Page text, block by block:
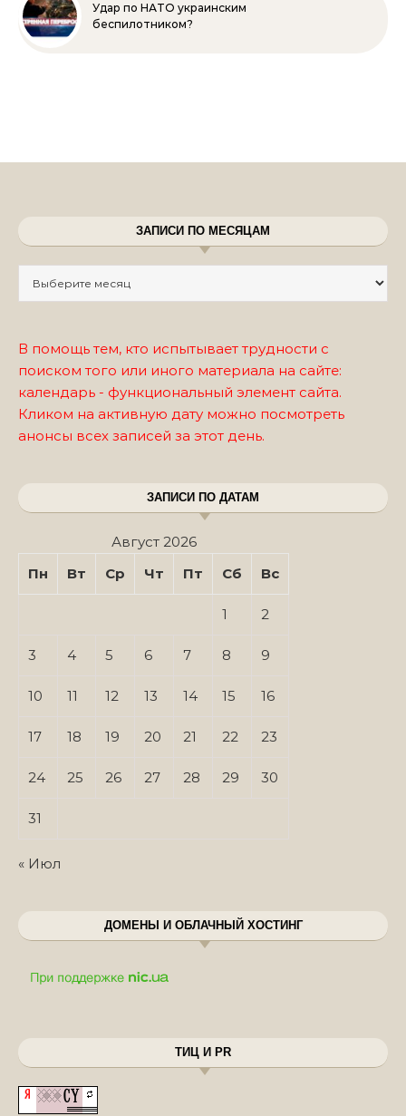
Удар по НАТО украинским
беспилотником?
ЗАПИСИ ПО МЕСЯЦАМ
В помощь тем, кто испытывает трудности с
поиском того или иного материала на сайте:
календарь - функциональный элемент сайта.
Кликом на активную дату можно посмотреть
анонсы всех записей за этот день.
ЗАПИСИ ПО ДАТАМ
Август 2026
Пн
Вт Ср Чт Пт Сб Вс
1 2
3 4 5 6 7 8 9
10 11 12 13 14 15 16
17 18 19 20 21 22 23
24 25 26 27 28 29 30
31
« Июл
ДОМЕНЫ И ОБЛАЧНЫЙ ХОСТИНГ
ТИЦ И PR